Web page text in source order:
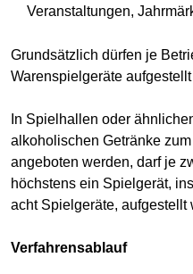
Veranstaltungen,
Grundsätzlich dürfen je
Warenspielgeräte
In Spielhallen oder
alkoholischen Getränke
angeboten werden, darf je
höchstens ein Spielgerät,
acht Spielgeräte, aufgestellt
Verfahrensablauf